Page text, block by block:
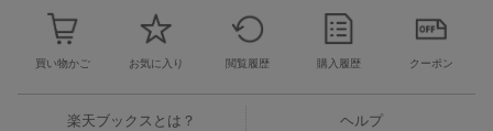
買い物かご お気に入り 閲覧履歴 購入履歴 クーポン
楽天ブックスとは？ ヘルプ